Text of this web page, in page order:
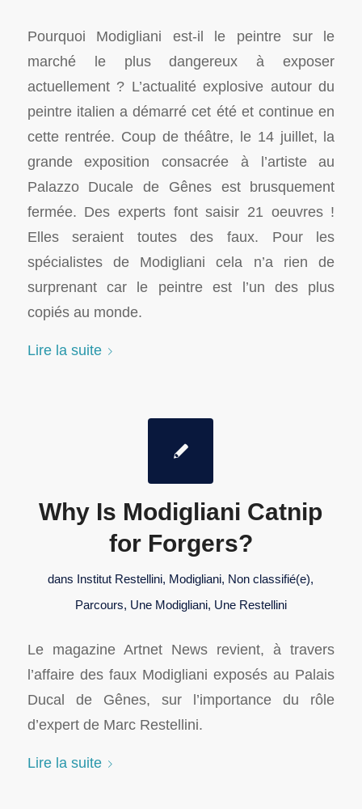
Pourquoi Modigliani est-il le peintre sur le
marché le plus dangereux à exposer
actuellement ? L’actualité explosive autour du
peintre italien a démarré cet été et continue en
cette rentrée. Coup de théâtre, le 14 juillet, la
grande exposition consacrée à l’artiste au
Palazzo Ducale de Gênes est brusquement
fermée. Des experts font saisir 21 oeuvres !
Elles seraient toutes des faux. Pour les
spécialistes de Modigliani cela n’a rien de
surprenant car le peintre est l’un des plus
copiés au monde.
Lire la suite
Why Is Modigliani Catnip
for Forgers?
dans Institut Restellini, Modigliani, Non classifié(e),
Parcours, Une Modigliani, Une Restellini
Le magazine Artnet News revient, à travers
l’affaire des faux Modigliani exposés au Palais
Ducal de Gênes, sur l’importance du rôle
d’expert de Marc Restellini.
Lire la suite